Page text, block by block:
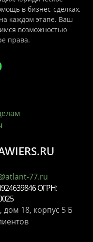
в бизнес-сделках,
каждом этапе. Ваш
возможностью
права.
77.ru
ОГРН:
18, корпус 5 Б